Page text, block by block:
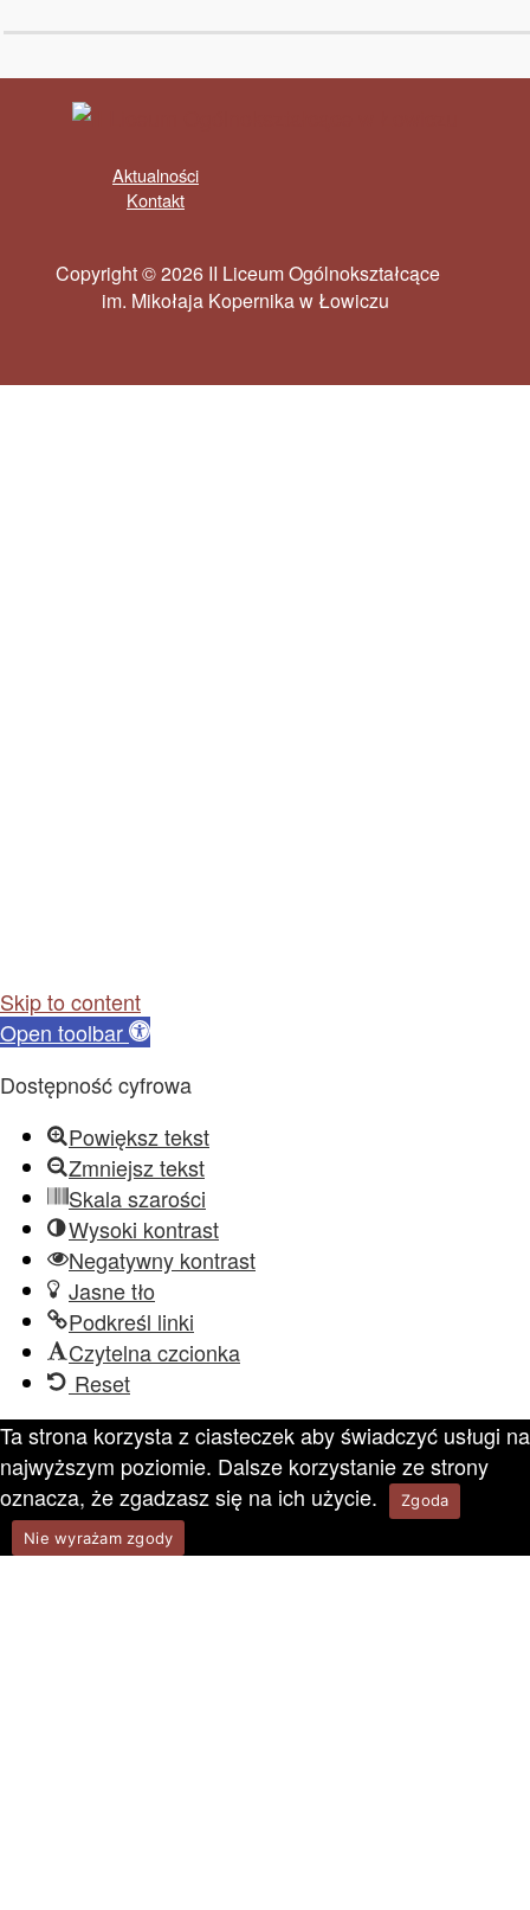
Aktualności
Kontakt
Copyright © 2026 II Liceum Ogólnokształcące
im. Mikołaja Kopernika w Łowiczu
Skip to content
Open toolbar
Dostępność cyfrowa
Powiększ tekst
Zmniejsz tekst
Skala szarości
Wysoki kontrast
Negatywny kontrast
Jasne tło
Podkreśl linki
Czytelna czcionka
Reset
Ta strona korzysta z ciasteczek aby świadczyć usługi na
najwyższym poziomie. Dalsze korzystanie ze strony
oznacza, że zgadzasz się na ich użycie.
Zgoda
Nie wyrażam zgody